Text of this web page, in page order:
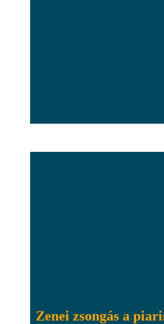
Zenei zsongás a